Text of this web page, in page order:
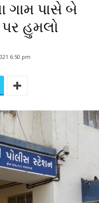
ગામ પાસે બે
પર હુમલો
6:50 pm